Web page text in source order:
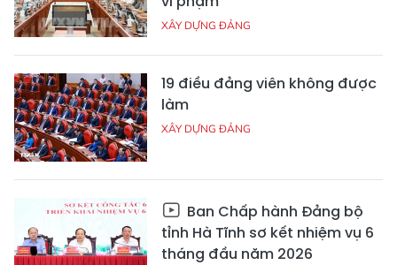
XÂY DỰNG ĐẢNG
19 điều đảng viên không được
làm
XÂY DỰNG ĐẢNG
Ban Chấp hành Đảng bộ
tỉnh Hà Tĩnh sơ kết nhiệm vụ 6
tháng đầu năm 2026